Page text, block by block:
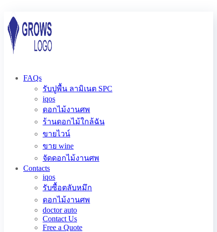
FAQs
รับปูพื้น ลามิเนต SPC
iqos
ดอกไม้งานศพ
ร้านดอกไม้ใกล้ฉัน
ขายไวน์
ขาย wine
จัดดอกไม้งานศพ
Contacts
iqos
รับซื้อตลับหมึก
ดอกไม้งานศพ
doctor auto
Contact Us
Free a Quote